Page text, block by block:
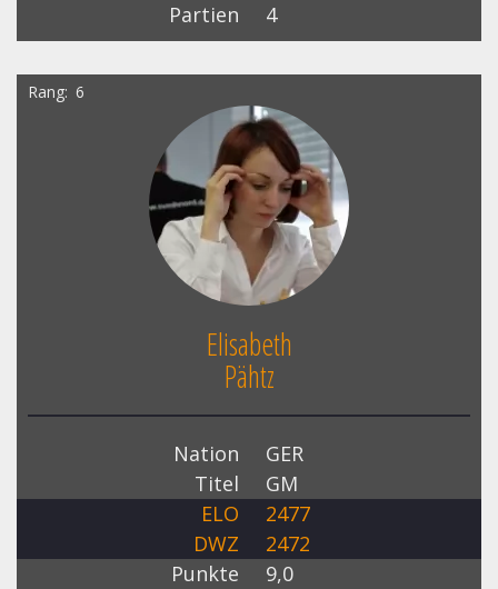
Partien
4
Rang 6
Elisabeth
Pähtz
Nation
GER
Titel
GM
ELO
2477
DWZ
2472
Punkte
9,0